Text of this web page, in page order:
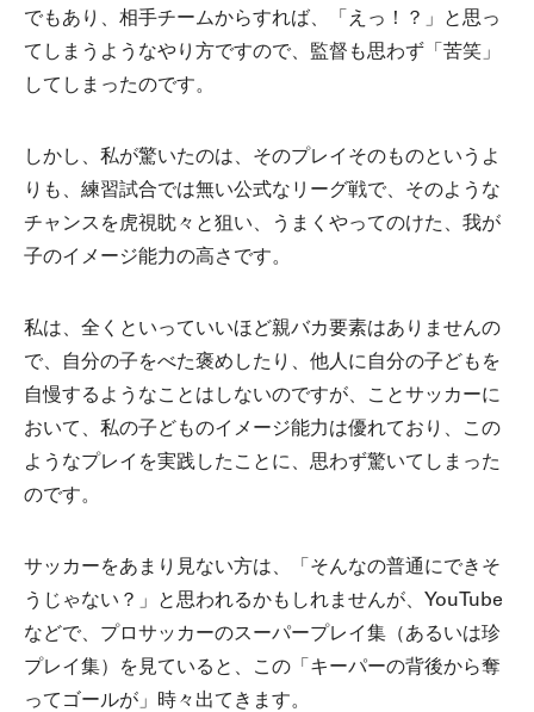
でもあり、相手チームからすれば、「えっ！？」と思っ
てしまうようなやり方ですので、監督も思わず「苦笑」
してしまったのです。
しかし、私が驚いたのは、そのプレイそのものというよ
りも、練習試合では無い公式なリーグ戦で、そのような
チャンスを虎視眈々と狙い、うまくやってのけた、我が
子のイメージ能力の高さです。
私は、全くといっていいほど親バカ要素はありませんの
で、自分の子をべた褒めしたり、他人に自分の子どもを
自慢するようなことはしないのですが、ことサッカーに
おいて、私の子どものイメージ能力は優れており、この
ようなプレイを実践したことに、思わず驚いてしまった
のです。
サッカーをあまり見ない方は、「そんなの普通にできそ
うじゃない？」と思われるかもしれませんが、YouTube
などで、プロサッカーのスーパープレイ集（あるいは珍
プレイ集）を見ていると、この「キーパーの背後から奪
ってゴールが」時々出てきます。